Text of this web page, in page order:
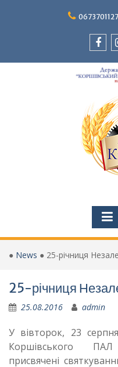
0673701127
● News ● 25-річниця
25-річниця
25.08.2016 admin
У вівторок, 23
Коршівського ПАЛ
присвячені